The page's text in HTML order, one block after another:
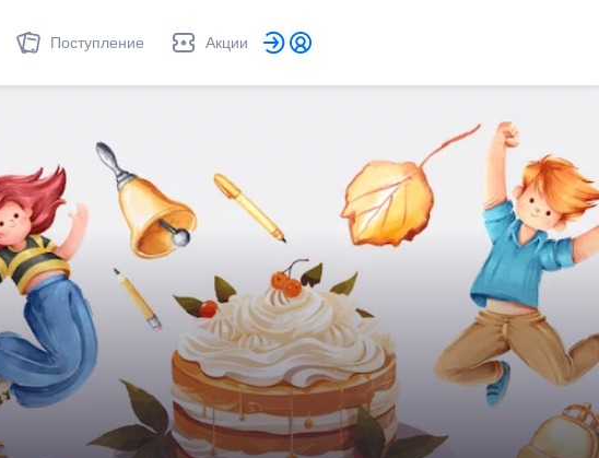
Поступление Акции